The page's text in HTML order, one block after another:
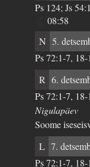
Ps 124; Js
08:58
N 5.
Ps 72:1-7,
R 6.
Ps 72:1-7,
Nigulapäev
Soome
L 7.
Ps 72:1-7,